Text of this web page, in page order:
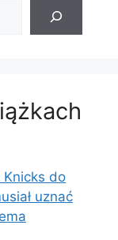
Knicks do
uznać